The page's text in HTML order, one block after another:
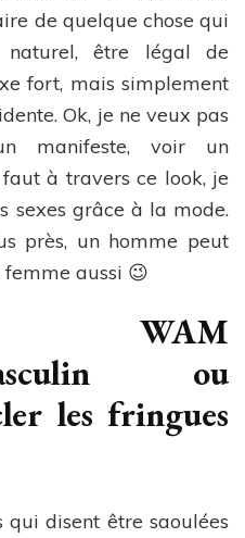
de quelque chose qui
être légal de
fort, mais simplement
Ok, je ne veux pas
manifeste, voir un
faut à travers ce look, je
sexes grâce à la mode.
près, un homme peut
aussi 😉
ou
les fringues
qui disent être saoulées